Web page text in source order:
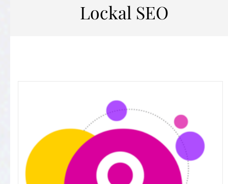
Lockal SEO